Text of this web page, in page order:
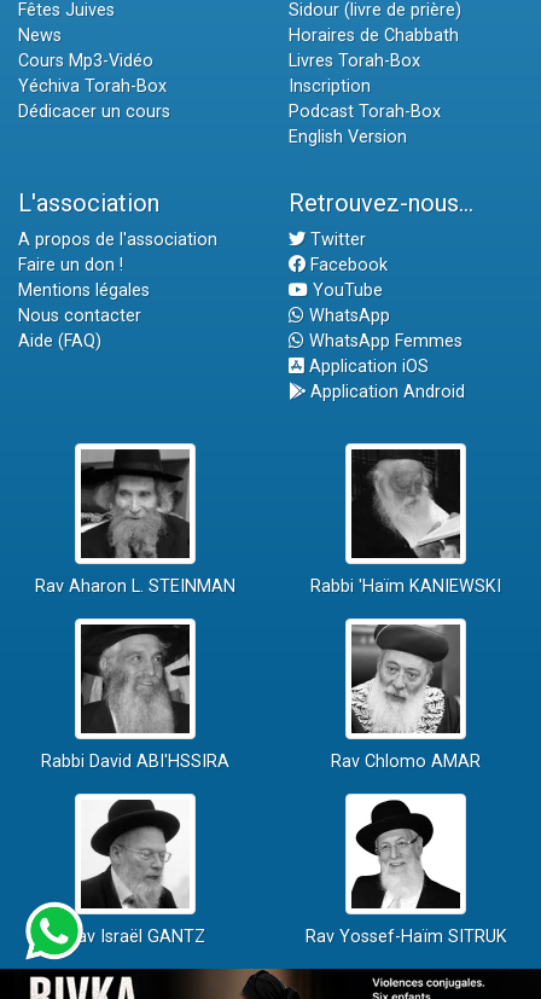
Fêtes Juives
News
Cours Mp3-Vidéo
Yéchiva Torah-Box
Dédicacer un cours
Sidour (livre de prière)
Horaires de Chabbath
Livres Torah-Box
Inscription
Podcast Torah-Box
English Version
L'association
A propos de l'association
Faire un don !
Mentions légales
Nous contacter
Aide (FAQ)
Retrouvez-nous...
Twitter
Facebook
YouTube
WhatsApp
WhatsApp Femmes
Application iOS
Application Android
Rav Aharon L. STEINMAN Rabbi 'Haïm KANIEWSKI
Rabbi David ABI'HSSIRA Rav Chlomo AMAR
Rav Israël GANTZ Rav Yossef-Haïm SITRUK